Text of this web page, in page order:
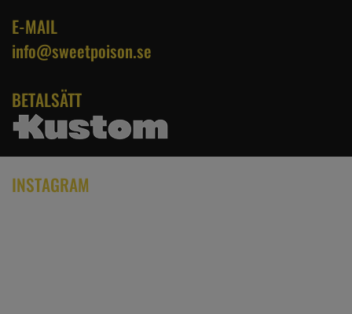
E-MAIL
info@sweetpoison.se
BETALSÄTT
INSTAGRAM